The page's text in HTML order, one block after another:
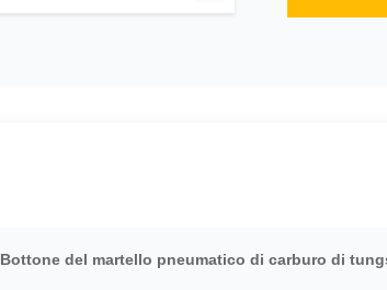
Bottone del martello pneumatico di carburo di